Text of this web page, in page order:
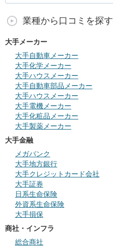
業種から口コミを探す
大手メーカー
大手自動車メーカー
大手化学メーカー
大手ハウスメーカー
大手自動車部品メーカー
大手ハウスメーカー
大手電機メーカー
大手化粧品メーカー
大手製薬メーカー
大手金融
メガバンク
大手地方銀行
大手クレジットカード会社
大手証券
日系生命保険
外資系生命保険
大手損保
商社・インフラ
総合商社